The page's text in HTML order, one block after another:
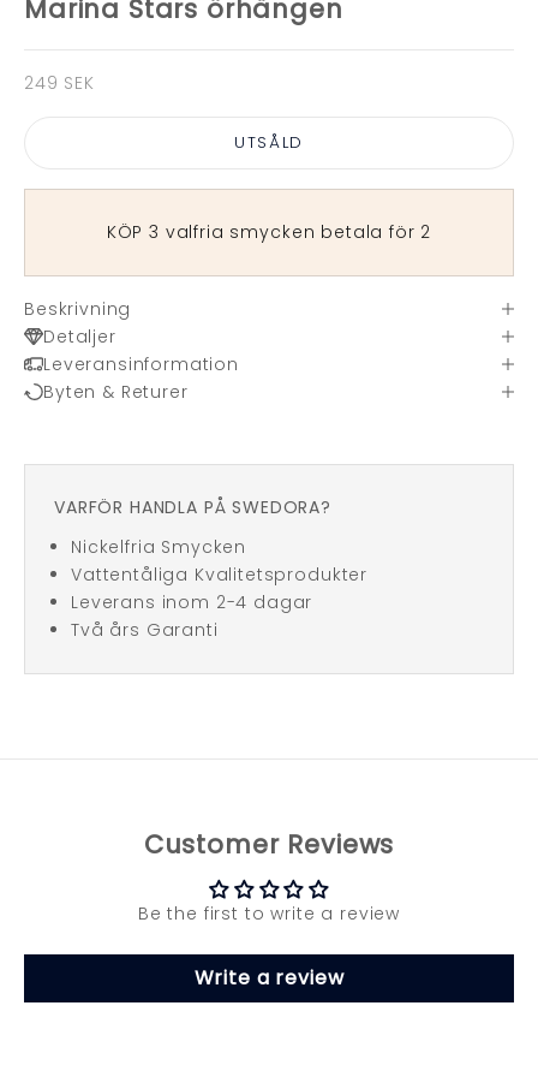
Marina Stars örhängen
REA-pris
249 SEK
UTSÅLD
KÖP 3 valfria smycken betala för 2
Beskrivning
Detaljer
Leveransinformation
Byten & Returer
VARFÖR HANDLA PÅ SWEDORA?
Nickelfria Smycken
Vattentåliga Kvalitetsprodukter
Leverans inom 2-4 dagar
Två års Garanti
Customer Reviews
Be the first to write a review
Write a review